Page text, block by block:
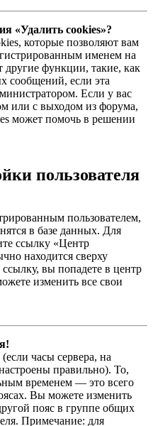
«Удалить cookies»?
которые позволяют вам
именем на
функции, такие, как
сообщений, если эта
Если у вас
или с выходом из форума,
может помочь в решении
пользователя
пользователем,
в базе данных. Для
ссылку «Центр
находится сверху
вы попадете в центр
изменить все свои
часы сервера, на
правильно). То,
временем — это всего
Вы можете изменить
пояс в группе общих
Примечание: для